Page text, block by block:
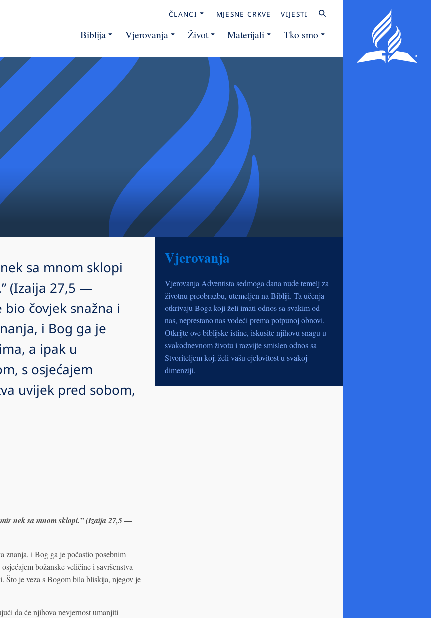
ČLANCI MJESNE CRKVE VIJESTI
Biblija Vjerovanja Život Materijali Tko smo
sa mnom sklopi
(Izaija 27,5 —
čovjek snažna i
i Bog ga je
a ipak u
s osjećajem
uvijek pred sobom,
nek sa mnom sklopi.” (Izaija 27,5 —
znanja, i Bog ga je počastio posebnim
božanske veličine i savršenstva
Što je veza s Bogom bila bliskija, njegov je
da će njihova nevjernost umanjiti
Vjerovanja
Vjerovanja Adventista sedmoga dana nude temelj za
životnu preobrazbu, utemeljen na Bibliji. Ta učenja
otkrivaju Boga koji želi imati odnos sa svakim od
nas, neprestano nas vodeći prema potpunoj obnovi.
Otkrijte ove biblijske istine, iskusite njihovu snagu u
svakodnevnom životu i razvijte smislen odnos sa
Stvoriteljem koji želi vašu cjelovitost u svakoj
dimenziji.